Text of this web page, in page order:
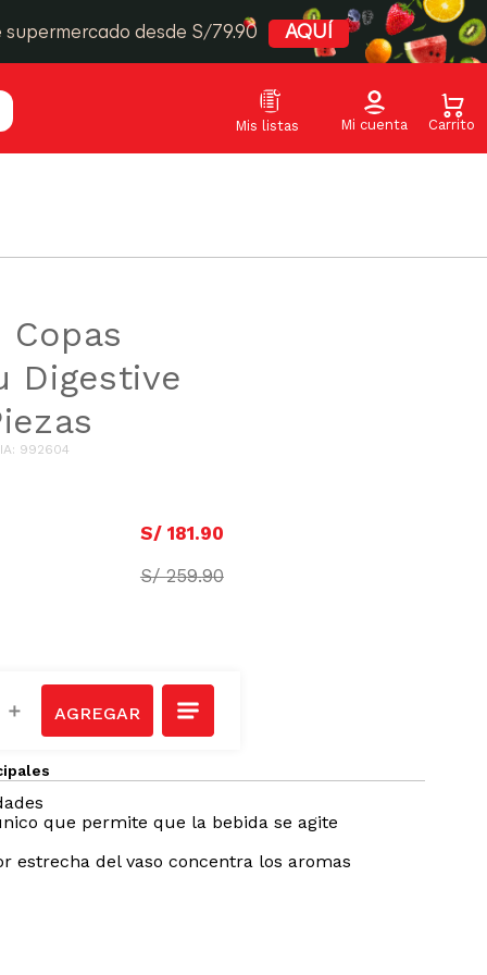
desde S/79.90 AQUÍ
Copas
Digestive
: 992604
S/ 181.90
S/ 259.90
＋
que permite que la bebida se agite
estrecha del vaso concentra los aromas